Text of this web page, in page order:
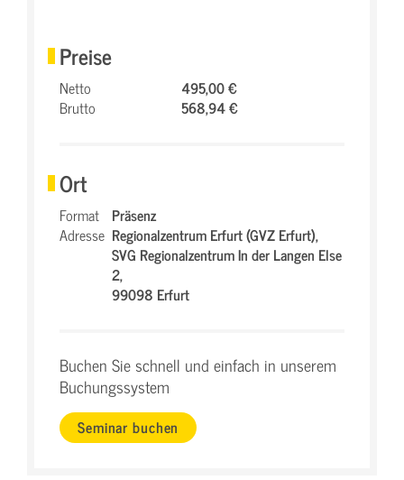
Preise
Netto
495,00 €
Brutto
568,94 €
Ort
Format Präsenz
Adresse Regionalzentrum Erfurt (GVZ Erfurt),
SVG Regionalzentrum In der Langen Else
2,
99098 Erfurt
Buchen Sie schnell und einfach in unserem
Buchungssystem
Seminar buchen